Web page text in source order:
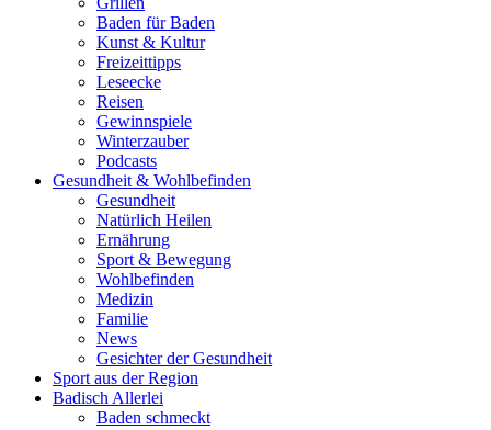
Baden für Baden
Kunst & Kultur
Freizeittipps
Leseecke
Reisen
Gewinnspiele
Winterzauber
Podcasts
Gesundheit & Wohlbefinden
Gesundheit
Natürlich Heilen
Ernährung
Sport & Bewegung
Wohlbefinden
Medizin
Familie
News
Gesichter der Gesundheit
Sport aus der Region
Badisch Allerlei
Baden schmeckt